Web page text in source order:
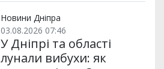
Новини Дніпра
03.08.2026 07:46
У Дніпрі та області
лунали вибухи: як